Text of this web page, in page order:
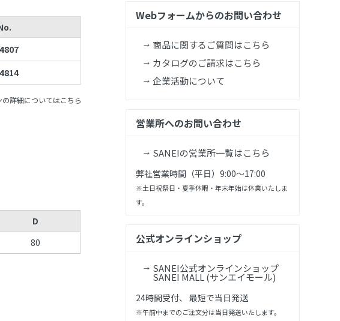
の詳細についてはこちら
D
80
Webフォームからのお問い合わせ
商品に関するご質問はこちら
カタログのご請求はこちら
企業活動について
営業所へのお問い合わせ
SANEIの営業所一覧はこちら
弊社営業時間（平日）9:00～17:00
※土日祝祭日・夏季休暇・年末年始は休業いたしま
す。
公式オンラインショップ
SANEI公式オンラインショップ
SANEI MALL (サンエイモール)
24時間受付、 最短で当日発送
※午前中までのご注文分は当日発送いたします。